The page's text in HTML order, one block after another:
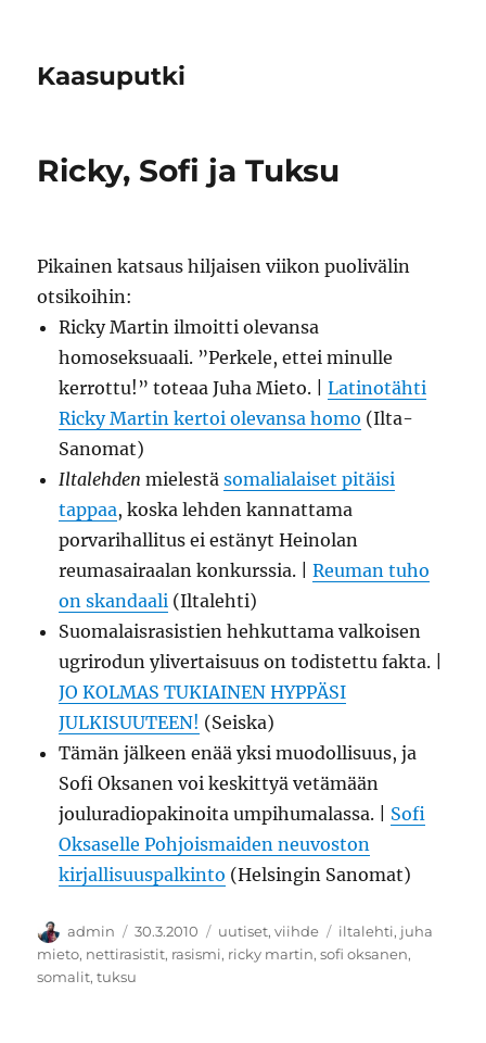
Kaasuputki
Ricky, Sofi ja Tuksu
Pikainen katsaus hiljaisen viikon puolivälin
otsikoihin:
Ricky Martin ilmoitti olevansa
homoseksuaali. ”Perkele, ettei minulle
kerrottu!” toteaa Juha Mieto. |Latinotähti
Ricky Martin kertoi olevansa homo (Ilta-
Sanomat)
Iltalehden mielestäsomalialaiset pitäisi
tappaa, koska lehden kannattama
porvarihallitus ei estänyt Heinolan
reumasairaalan konkurssia. |Reuman tuho
on skandaali (Iltalehti)
Suomalaisrasistien hehkuttama valkoisen
ugrirodun ylivertaisuus on todistettu fakta. |
JO KOLMAS TUKIAINEN HYPPÄSI
JULKISUUTEEN! (Seiska)
Tämän jälkeen enää yksi muodollisuus, ja
Sofi Oksanen voi keskittyä vetämään
jouluradiopakinoita umpihumalassa. | Sofi
Oksaselle Pohjoismaiden neuvoston
kirjallisuuspalkinto (Helsingin Sanomat)
Kirjoittaja
admin Julkaistu
30.3.2010 Kategoriat
uutiset,viihde Avainsanat
iltalehti, juha
mieto, nettirasistit, rasismi, ricky martin,sofi oksanen,
somalit,tuksu